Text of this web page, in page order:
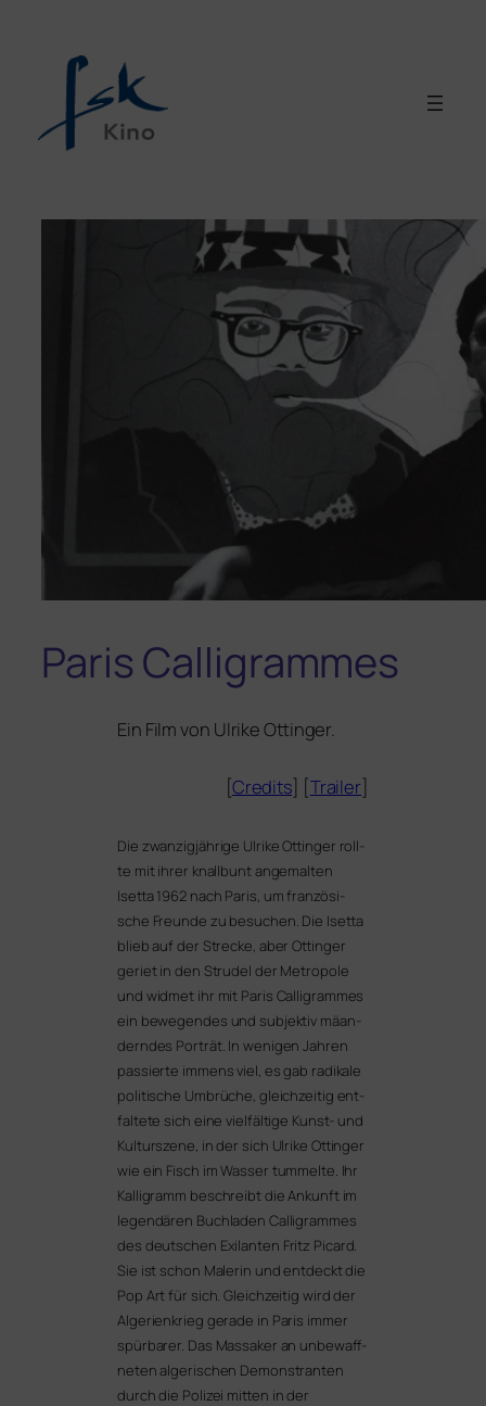
Paris Calligrammes
Ein Film von Ulrike Ottinger.
[Credits] [Trailer]
Die zwan­zig­jäh­ri­ge Ulrike Ottinger roll­
te mit ihrer knall­bunt ange­mal­ten
Isetta 1962 nach Paris, um fran­zö­si­
sche Freunde zu besu­chen. Die Isetta
blieb auf der Strecke, aber Ottinger
geriet in den Strudel der Metropole
und wid­met ihr mit Paris Calligrammes
ein bewe­gen­des und sub­jek­tiv mäan­
dern­des Porträt. In weni­gen Jahren
pas­sier­te immens viel, es gab radi­ka­le
poli­ti­sche Umbrüche, gleich­zei­tig ent­
fal­te­te sich eine viel­fäl­ti­ge Kunst- und
Kulturszene, in der sich Ulrike Ottinger
wie ein Fisch im Wasser tum­mel­te. Ihr
Kalligramm beschreibt die Ankunft im
legen­dä­ren Buchladen Calligrammes
des deut­schen Exilanten Fritz Picard.
Sie ist schon Malerin und ent­deckt die
Pop Art für sich. Gleichzeitig wird der
Algerienkrieg gera­de in Paris immer
spür­ba­rer. Das Massaker an unbe­waff­
ne­ten alge­ri­schen Demonstranten
durch die Polizei mit­ten in der